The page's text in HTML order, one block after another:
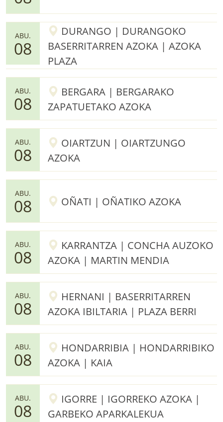
ABU.
08
DURANGO | DURANGOKO
BASERRITARREN AZOKA | AZOKA
PLAZA
ABU.
08
BERGARA | BERGARAKO
ZAPATUETAKO AZOKA
ABU.
08
OIARTZUN | OIARTZUNGO
AZOKA
ABU.
08 OÑATI | OÑATIKO AZOKA
ABU.
08
KARRANTZA | CONCHA AUZOKO
AZOKA | MARTIN MENDIA
ABU.
08
HERNANI | BASERRITARREN
AZOKA IBILTARIA | PLAZA BERRI
ABU.
08
HONDARRIBIA | HONDARRIBIKO
AZOKA | KAIA
ABU.
08
IGORRE | IGORREKO AZOKA |
GARBEKO APARKALEKUA